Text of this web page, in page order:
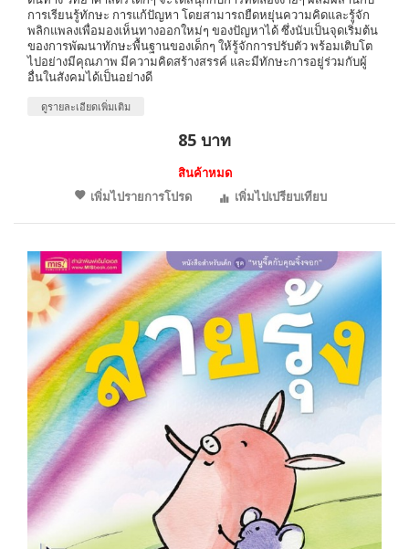
การเรียนรู้ทักษะ การแก้ปัญหา โดยสามารถยืดหยุ่นความคิดและรู้จัก
พลิกแพลงเพื่อมองเห็นทางออกใหม่ๆ ของปัญหาได้ ซึ่งนับเป็นจุดเริ่มต้น
ของการพัฒนาทักษะพื้นฐานของเด็กๆ ให้รู้จักการปรับตัว พร้อมเติบโต
ไปอย่างมีคุณภาพ มีความคิดสร้างสรรค์ และมีทักษะการอยู่ร่วมกับผู้
อื่นในสังคมได้เป็นอย่างดี
ดูรายละเอียดเพิ่มเติม
85 บาท
สินค้าหมด
เพิ่มไปรายการโปรด
เพิ่มไปเปรียบเทียบ